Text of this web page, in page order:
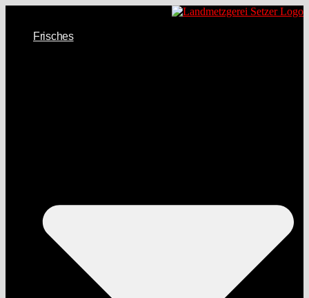
Frisches